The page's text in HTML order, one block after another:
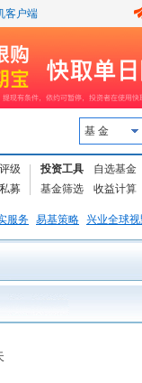
客户端
基 金
评级
私募
投资工具
自选基金
基金筛选
收益计算
服务 易基策略 兴业全球